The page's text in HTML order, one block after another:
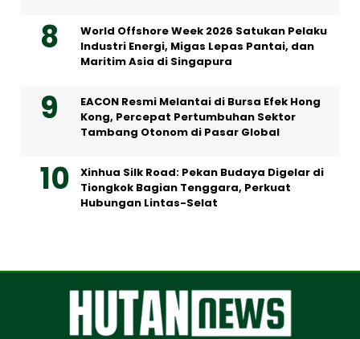
World Offshore Week 2026 Satukan Pelaku
Industri Energi, Migas Lepas Pantai, dan
Maritim Asia di Singapura
EACON Resmi Melantai di Bursa Efek Hong
Kong, Percepat Pertumbuhan Sektor
Tambang Otonom di Pasar Global
Xinhua Silk Road: Pekan Budaya Digelar di
Tiongkok Bagian Tenggara, Perkuat
Hubungan Lintas-Selat